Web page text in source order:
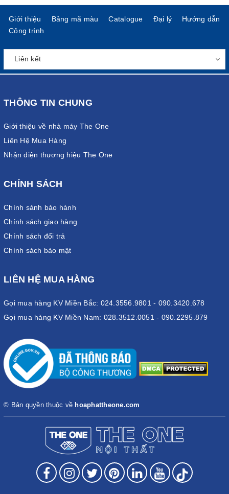
Giới thiệu Bảng mã màu Catalogue Đại lý
Hướng dẫn
Công trình
THÔNG TIN CHUNG
Giới thiệu về nhà máy The One
Liên Hệ Mua Hàng
Nhận diện thương hiệu The One
CHÍNH SÁCH
Chính sánh bảo hành
Chính sách giao hàng
Chính sách đổi trả
Chính sách bảo mật
LIÊN HỆ MUA HÀNG
Gọi mua hàng KV Miền Bắc: 024.3556.9801 - 090.3420.678
Gọi mua hàng KV Miền Nam: 028.3512.0051 - 090.2295.879
© Bản quyền thuộc về hoaphattheone.com